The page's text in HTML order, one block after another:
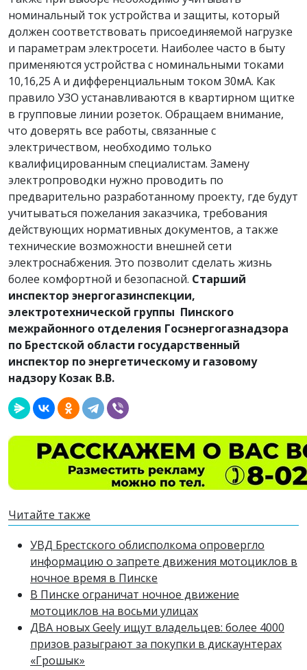
номинальный ток устройства и защиты, который
должен соответствовать присоединяемой нагрузке
и параметрам электросети. Наиболее часто в быту
применяются устройства с номинальными токами
10,16,25 А и дифференциальным током 30мА. Как
правило УЗО устанавливаются в квартирном щитке
в групповые линии розеток. Обращаем внимание,
что доверять все работы, связанные с
электричеством, необходимо только
квалифицированным специалистам. Замену
электропроводки нужно проводить по
предварительно разработанному проекту, где будут
учитываться пожелания заказчика, требования
действующих нормативных документов, а также
технические возможности внешней сети
электроснабжения. Это позволит сделать жизнь
более комфортной и безопасной. Старший
инспектор энергогазинспекции,
электротехнической группы Пинского
межрайонного отделения Госэнергогазнадзора
по Брестской области государственный
инспектор по энергетическому и газовому
надзору Козак В.В.
Читайте также
УВД Брестского облисполкома опровергло
информацию о запрете движения мотоциклов в
ночное время в Пинске
В Пинске ограничат ночное движение
мотоциклов на восьми улицах
ДВА новых Geely ищут владельцев: более 4000
призов разыграют за покупки в дискаунтерах
«Грошык»